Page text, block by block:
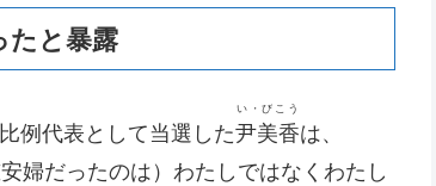
たと暴露
例代表として当選した尹美香
い・びこう
は、
婦だったのは）わたしではなくわたし